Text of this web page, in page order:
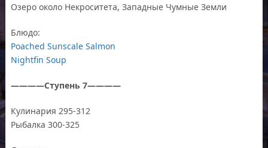
Озеро около Некроситета, Западные Чумные Земли
Блюдо:
Poached Sunscale Salmon
Nightfin Soup
————Ступень 7————
Кулинария 295-312
Рыбалка 300-325